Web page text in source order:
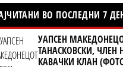
ВО ПОСЛЕДНИ 7
УАПСЕН
ТАНАСКОВСКИ, ЧЛЕН
КАВАЧКИ КЛАН